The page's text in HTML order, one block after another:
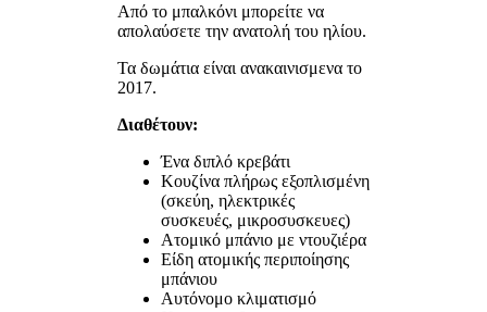
Από το μπαλκόνι μπορείτε να
απολαύσετε την ανατολή του ηλίου.
Τα δωμάτια είναι ανακαινισμενα το
2017.
Διαθέτουν:
Ένα διπλό κρεβάτι
Κουζίνα πλήρως εξοπλισμένη
(σκεύη, ηλεκτρικές
συσκευές, μικροσυσκευες)
Ατομικό μπάνιο με ντουζιέρα
Είδη ατομικής περιποίησης
μπάνιου
Αυτόνομο κλιματισμό